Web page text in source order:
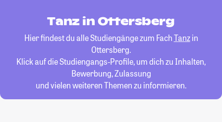
Tanz in Ottersberg
Hier findest du alle Studiengänge zum FachTanzin
Ottersberg.
Klick auf die Studiengangs-Profile, um dich zu Inhalten,
Bewerbung, Zulassung
und vielen weiteren Themen zu informieren.